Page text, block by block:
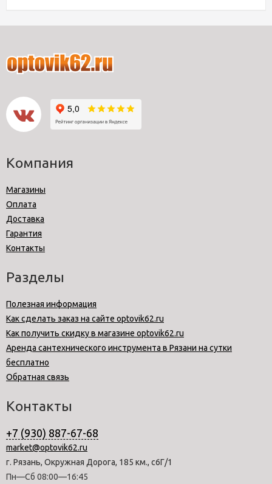
Компания
Магазины
Оплата
Доставка
Гарантия
Контакты
Разделы
Полезная информация
Как сделать заказ на сайте optovik62.ru
Как получить скидку в магазине optovik62.ru
Аренда сантехнического инструмента в Рязани на сутки
бесплатно
Обратная связь
Контакты
+7 (930) 887-67-68
market@optovik62.ru
г. Рязань, Окружная Дорога, 185 км., с6Г/1
Пн—Сб 08:00—16:45